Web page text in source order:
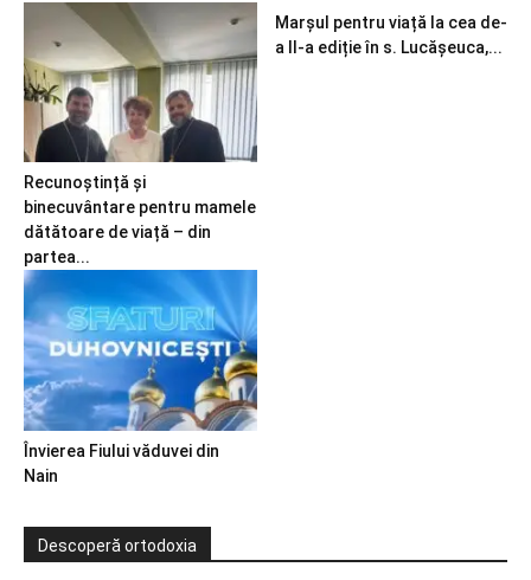
Recunoștință și
binecuvântare pentru mamele
dătătoare de viață – din
partea...
Marșul pentru viață la cea de-
a II-a ediție în s. Lucășeuca,...
Învierea Fiului văduvei din
Nain
Descoperă ortodoxia